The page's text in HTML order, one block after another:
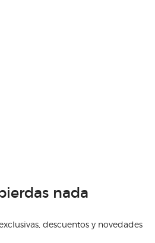
nada
descuentos y novedades